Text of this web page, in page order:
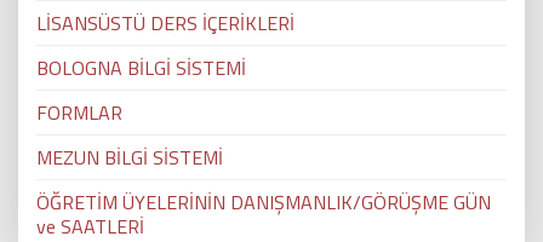
LİSANSÜSTÜ DERS İÇERİKLERİ
BOLOGNA BİLGİ SİSTEMİ
FORMLAR
MEZUN BİLGİ SİSTEMİ
ÖĞRETİM ÜYELERİNİN DANIŞMANLIK/GÖRÜŞME GÜN
ve SAATLERİ